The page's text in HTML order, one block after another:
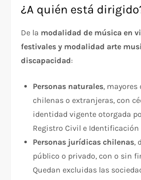
¿A quién está
De la modalidad de música en
festivales y modalidad arte
discapacidad:
Personas naturales, mayores
chilenas o extranjeras, con
identidad vigente otorgada
Registro Civil e Identificación
Personas jurídicas chilenas,
público o privado, con o sin
Quedan excluidas las